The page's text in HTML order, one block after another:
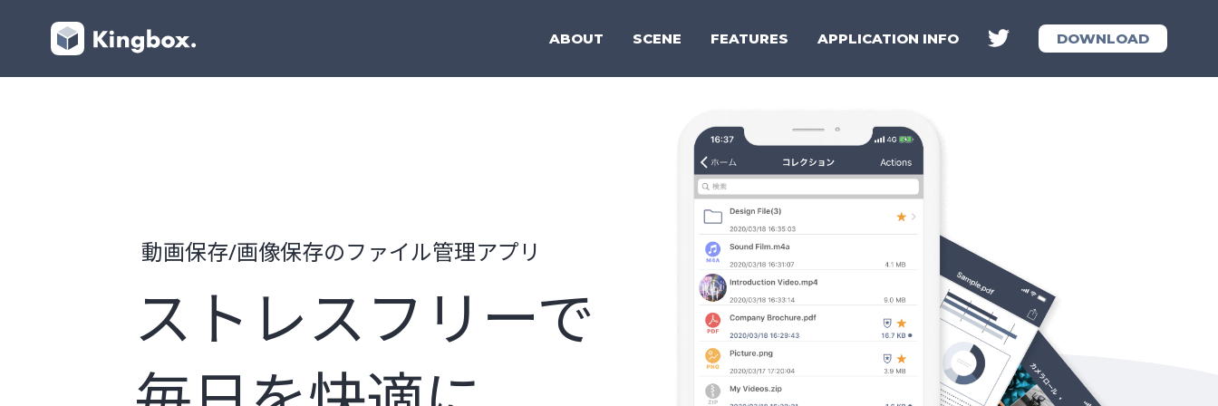
ABOUT SCENE FEATURES APPLICATION INFO DOWNLOAD
動画保存/画像保存のファイル管理アプリ
ストレスフリーで